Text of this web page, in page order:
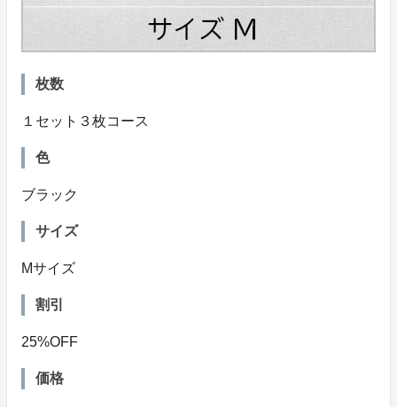
枚数
１セット３枚コース
色
ブラック
サイズ
Mサイズ
割引
25%OFF
価格